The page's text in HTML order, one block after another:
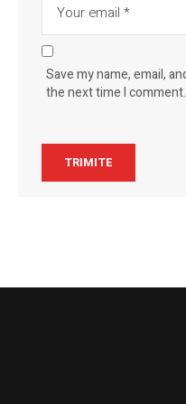
Save my name, email,
the next time I comment.